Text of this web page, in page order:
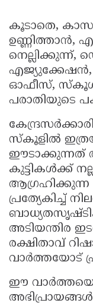
കൂടാതെ,
നെല്ലിക്കുന്ന്,
എജ്യുക്കേഷൻ,
ഓഫീസ്, സ്കൂൾ
പരാതിയുടെ
സ്കൂളിൽ
ഈടാക്കുന്നത്
കുട്ടികൾക്ക്
ആഗ്രഹിക്കുന്ന
പ്രത്യേകിച്ച്
അടിയന്തിര
രക്ഷിതാവ്
വാർത്തയോട്
ഈ